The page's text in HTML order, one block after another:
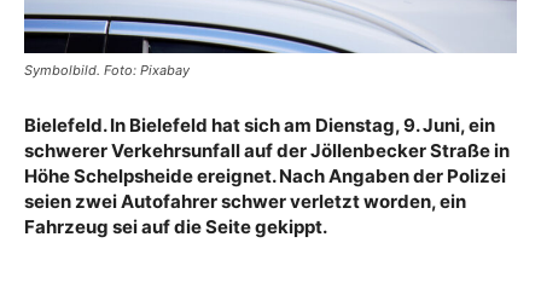
Symbolbild. Foto: Pixabay
Bielefeld. In Bielefeld hat sich am Dienstag, 9. Juni, ein
schwerer Verkehrsunfall auf der Jöllenbecker Straße in
Höhe Schelpsheide ereignet. Nach Angaben der Polizei
seien zwei Autofahrer schwer verletzt worden, ein
Fahrzeug sei auf die Seite gekippt.